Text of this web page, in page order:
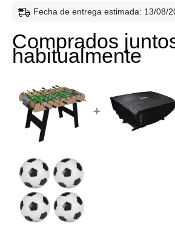
Fecha de entrega estimada: 13/08/
Comprados
habitualmente
+